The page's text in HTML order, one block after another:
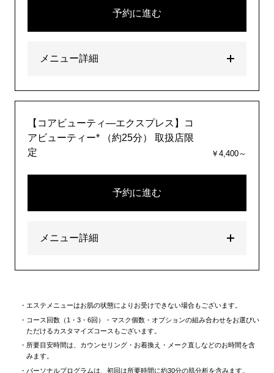
予約に進む
メニュー詳細
【コアビューティ―エクスプレス】コ
アビューティー* （約25分） 取扱店限
定
￥4,400～
予約に進む
メニュー詳細
エステメニューはお肌の状態によりお受けできない場合もございます。
コース回数（1・3・6回）・マスク個数・オプションの組み合わせをお選びい
ただけるカスタマイズコースもございます。
所要目安時間は、カウンセリング・お着換え・メーク直しなどのお時間を含
みます。
パーソナルプログラムは、初回は所要時間に約30分の肌分析を含みます。